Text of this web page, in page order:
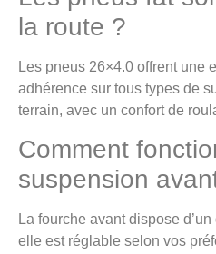
la route ?
Les pneus 26×4.0 offrent une
adhérence sur tous types de
terrain, avec un confort de
Comment
suspension
La fourche avant dispose
elle est réglable selon vos